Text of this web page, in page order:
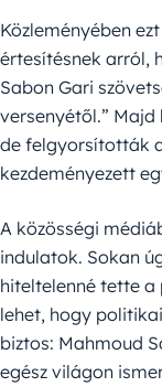
Közleményében
értesítésnek arról,
Sabon Gari
versenyétől.” Majd
de felgyorsították
kezdeményezett
A közösségi
indulatok. Sokan
hiteltelenné tette
lehet, hogy
biztos: Mahmoud
egész világon